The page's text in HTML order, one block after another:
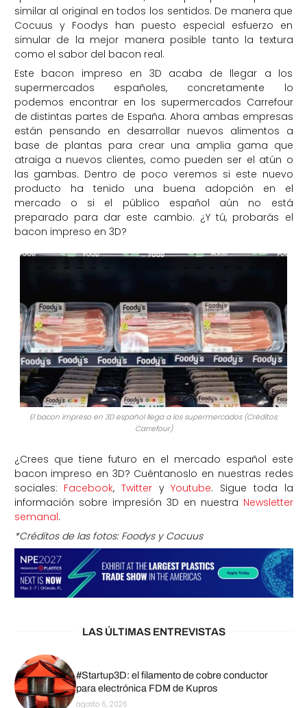
similar al original en todos los sentidos. De manera que
Cocuus y Foodys han puesto especial esfuerzo en
simular de la mejor manera posible tanto la textura
como el sabor del bacon real.
Este bacon impreso en 3D acaba de llegar a los
supermercados españoles, concretamente lo
podemos encontrar en los supermercados Carrefour
de distintas partes de España. Ahora ambas empresas
están pensando en desarrollar nuevos alimentos a
base de plantas para crear una amplia gama que
atraiga a nuevos clientes, como pueden ser el atún o
las gambas. Dentro de poco veremos si este nuevo
producto ha tenido una buena adopción en el
mercado o si el público español aún no está
preparado para dar este cambio. ¿Y tú, probarás el
bacon impreso en 3D?
El bacon impreso en 3D español llega a los supermercados (Créditos:
Carrefour)
¿Crees que tiene futuro en el mercado español este
bacon impreso en 3D? Cuéntanoslo en nuestras redes
sociales: Facebook, TwitteryYoutube. Sigue toda la
información sobre impresión 3D en nuestra Newsletter
semanal.
*Créditos de las fotos: Foodys y Cocuus
LAS ÚLTIMAS ENTREVISTAS
#Startup3D: el filamento de cobre conductor
para electrónica FDM de Kupros
agosto 6, 2026